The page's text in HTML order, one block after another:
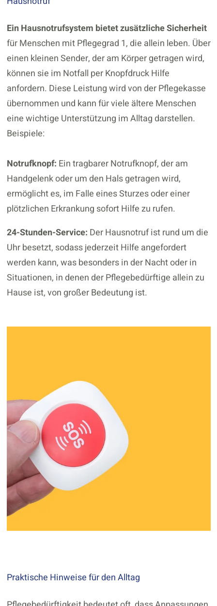
Ein Hausnotrufsystem bietet zusätzliche Sicherheit
für Menschen mit Pflegegrad 1, die allein leben. Über
einen kleinen Sender, der am Körper getragen wird,
können sie im Notfall per Knopfdruck Hilfe
anfordern. Diese Leistung wird von der Pflegekasse
übernommen und kann für viele ältere Menschen
eine wichtige Unterstützung im Alltag darstellen.
Beispiele:
Notrufknopf: Ein tragbarer Notrufknopf, der am
Handgelenk oder um den Hals getragen wird,
ermöglicht es, im Falle eines Sturzes oder einer
plötzlichen Erkrankung sofort Hilfe zu rufen.
24-Stunden-Service: Der Hausnotruf ist rund um die
Uhr besetzt, sodass jederzeit Hilfe angefordert
werden kann, was besonders in der Nacht oder in
Situationen, in denen der Pflegebedürftige allein zu
Hause ist, von großer Bedeutung ist.
Praktische Hinweise für den Alltag